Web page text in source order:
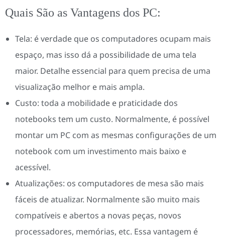
Quais São as Vantagens dos PC:
Tela: é verdade que os computadores ocupam mais
espaço, mas isso dá a possibilidade de uma tela
maior. Detalhe essencial para quem precisa de uma
visualização melhor e mais ampla.
Custo: toda a mobilidade e praticidade dos
notebooks tem um custo. Normalmente, é possível
montar um PC com as mesmas configurações de um
notebook com um investimento mais baixo e
acessível.
Atualizações: os computadores de mesa são mais
fáceis de atualizar. Normalmente são muito mais
compatíveis e abertos a novas peças, novos
processadores, memórias, etc. Essa vantagem é